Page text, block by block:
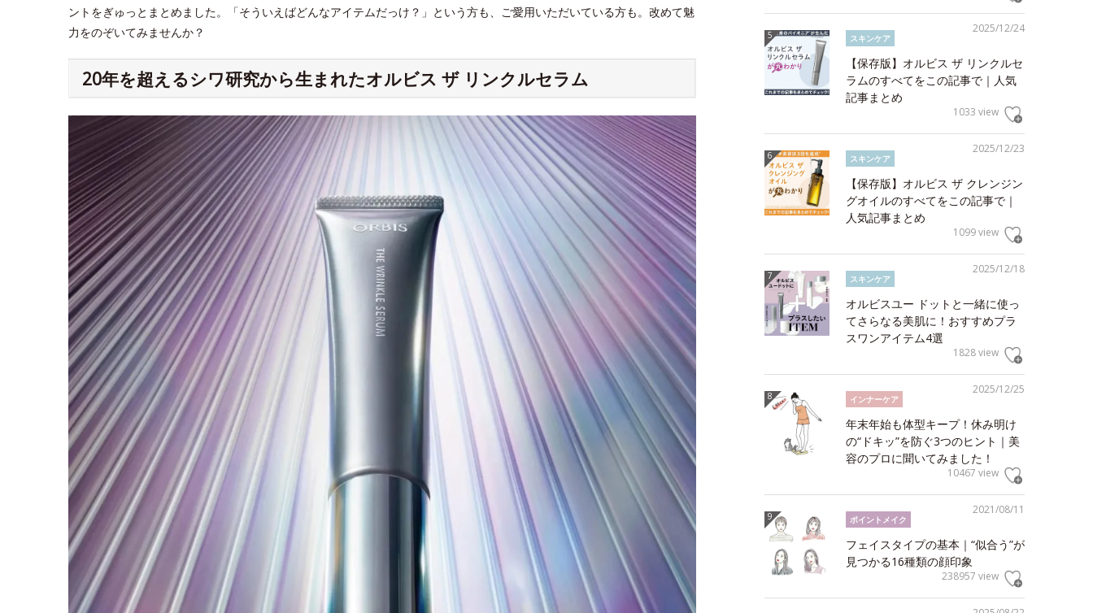
ントをぎゅっとまとめました。「そういえばどんなアイテムだっけ？」という方も、ご愛用いただいている方も。改めて魅
力をのぞいてみませんか？
20年を超えるシワ研究から生まれたオルビス ザ リンクルセラム
2025/12/24
スキンケア
【保存版】オルビス ザ リンクルセ
ラムのすべてをこの記事で｜人気
記事まとめ
1033 view
2025/12/23
スキンケア
【保存版】オルビス ザ クレンジン
グオイルのすべてをこの記事で｜
人気記事まとめ
1099 view
2025/12/18
スキンケア
オルビスユー ドットと一緒に使っ
てさらなる美肌に！おすすめプラ
スワンアイテム4選
1828 view
2025/12/25
インナーケア
年末年始も体型キープ！休み明け
の“ドキッ”を防ぐ3つのヒント｜美
容のプロに聞いてみました！
10467 view
2021/08/11
ポイントメイク
フェイスタイプの基本｜“似合う”が
見つかる16種類の顔印象
238957 view